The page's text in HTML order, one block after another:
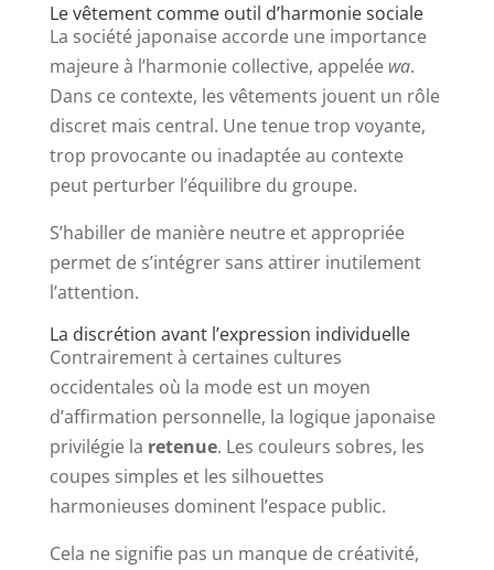
Le vêtement comme outil d’harmonie sociale
La société japonaise accorde une importance
majeure à l’harmonie collective, appelée wa.
Dans ce contexte, les vêtements jouent un rôle
discret mais central. Une tenue trop voyante,
trop provocante ou inadaptée au contexte
peut perturber l’équilibre du groupe.
S’habiller de manière neutre et appropriée
permet de s’intégrer sans attirer inutilement
l’attention.
La discrétion avant l’expression individuelle
Contrairement à certaines cultures
occidentales où la mode est un moyen
d’affirmation personnelle, la logique japonaise
privilégie la retenue. Les couleurs sobres, les
coupes simples et les silhouettes
harmonieuses dominent l’espace public.
Cela ne signifie pas un manque de créativité,